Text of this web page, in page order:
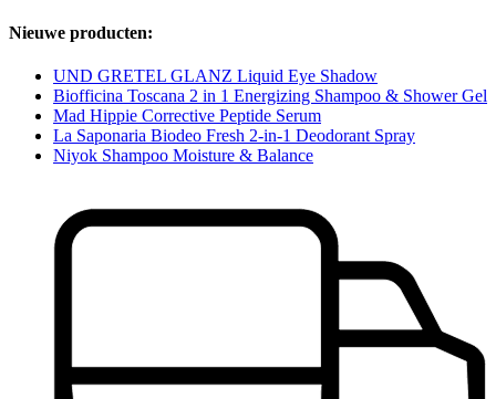
Nieuwe producten:
UND GRETEL GLANZ Liquid Eye Shadow
Biofficina Toscana 2 in 1 Energizing Shampoo & Shower Gel
Mad Hippie Corrective Peptide Serum
La Saponaria Biodeo Fresh 2-in-1 Deodorant Spray
Niyok Shampoo Moisture & Balance